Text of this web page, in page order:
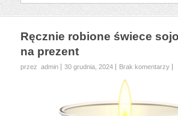
Ręcznie robione świece
na prezent
przez admin 30 grudnia, 2024 Brak komentarzy